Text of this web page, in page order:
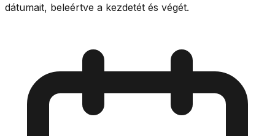
dátumait, beleértve a kezdetét és végét.